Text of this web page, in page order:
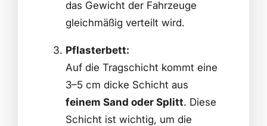
das Gewicht der Fahrzeuge
gleichmäßig verteilt wird.
Pflasterbett:
Auf die Tragschicht kommt eine
3–5 cm dicke Schicht aus
feinem Sand oder Splitt. Diese
Schicht ist wichtig, um die